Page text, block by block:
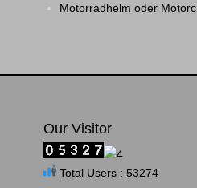
Motorradhelm oder
Our Visitor
Total Users : 53274